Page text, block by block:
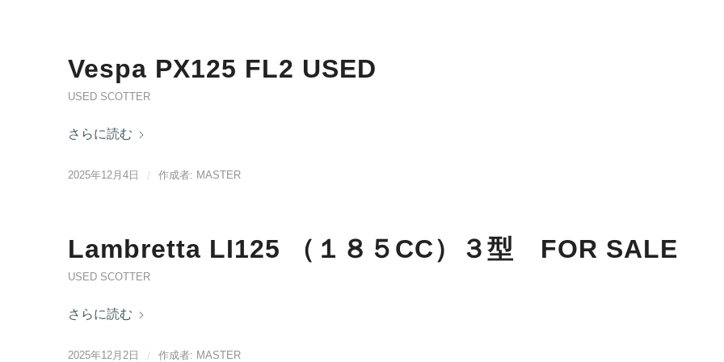
Vespa PX125 FL2 USED
USED SCOTTER
さらに読む
2025年12月4日 / 作成者: MASTER
Lambretta LI125 （１８５CC）３型 FOR SALE
USED SCOTTER
さらに読む
2025年12月2日 / 作成者: MASTER